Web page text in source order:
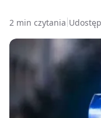
2 min czytania